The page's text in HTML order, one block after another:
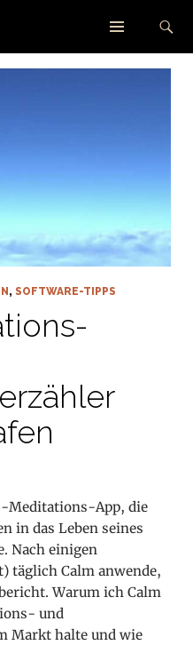
TIPPS
, SOFTWARE-TIPPS
Meditations-App, die
in das Leben seines
Nach einigen
täglich Calm anwende,
Warum ich Calm
und
Markt halte und wie